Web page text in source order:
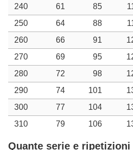
240
61 85
250
64 88
260
66 91
270
69 95
280
72 98
290
74 101
300
77 104
310
79 106
Quante serie e ripetizioni